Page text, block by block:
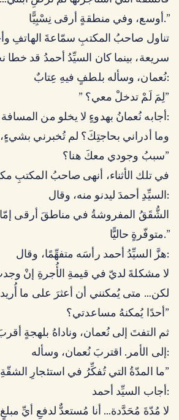
أوسع، وفي منطقةٍ أرقى نِسْبِيًّا.”
تناول صاحبُ المكتبِ سمّاعةَ الهاتفِ
سريعة، بينما كان السيِّدُ أحمدُ قد
نُعمان، وسأله بلطفٍ فيهِ عِتابٌ:
” لِمَ لَمْ تدخلْ معي؟”
أجابه نُعمانُ بهدوءٍ لا يخلو من المسافة:
سببُ وجودي معكَ هنا؟”
في تلك الأثناء، أنهى صاحبُ المكتبِ
السيِّدِ أحمدَ ليدنو منه، وقال:
متوفّرةٍ حاليًّا.”
هزَّ السيِّدُ أحمد رأسَه متفهِّمًا، وقال:
لكن… متى يُمكنني أن أعثرَ على ما
أحدًا يُمكنهُ مساعدتي؟”
ثم التفتَ إلى نُعمان، وناداهُ بلهجةٍ
إلى الأمر. اقتربَ نُعمان، وسأله:
” ما المدّةُ التي تُفكِّرُ في استئجارِ الشقّةِ خلالها؟”
أجاب السيِّد أحمد: